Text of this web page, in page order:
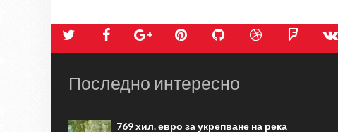
Последно интересно
769 хил. евро за укрепване на река